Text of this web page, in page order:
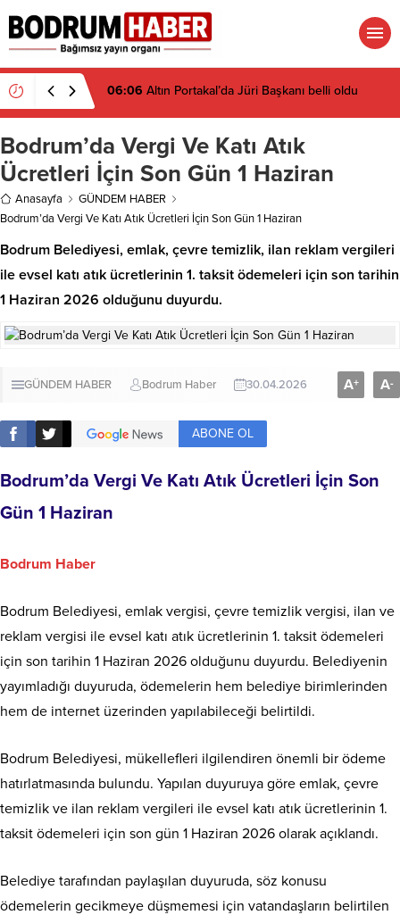
06:06 Altın Portakal’da Jüri Başkanı belli oldu
Bodrum’da Vergi Ve Katı Atık
Ücretleri İçin Son Gün 1 Haziran
Anasayfa
GÜNDEM HABER
Bodrum’da Vergi Ve Katı Atık Ücretleri İçin Son Gün 1 Haziran
Bodrum Belediyesi, emlak, çevre temizlik, ilan reklam vergileri
ile evsel katı atık ücretlerinin 1. taksit ödemeleri için son tarihin
1 Haziran 2026 olduğunu duyurdu.
GÜNDEM HABER Bodrum Haber 30.04.2026 A+ A-
ABONE OL
Bodrum’da Vergi Ve Katı Atık Ücretleri İçin Son
Gün 1 Haziran
Bodrum Haber
Bodrum Belediyesi, emlak vergisi, çevre temizlik vergisi, ilan ve
reklam vergisi ile evsel katı atık ücretlerinin 1. taksit ödemeleri
için son tarihin 1 Haziran 2026 olduğunu duyurdu. Belediyenin
yayımladığı duyuruda, ödemelerin hem belediye birimlerinden
hem de internet üzerinden yapılabileceği belirtildi.
Bodrum Belediyesi, mükellefleri ilgilendiren önemli bir ödeme
hatırlatmasında bulundu. Yapılan duyuruya göre emlak, çevre
temizlik ve ilan reklam vergileri ile evsel katı atık ücretlerinin 1.
taksit ödemeleri için son gün 1 Haziran 2026 olarak açıklandı.
Belediye tarafından paylaşılan duyuruda, söz konusu
ödemelerin gecikmeye düşmemesi için vatandaşların belirtilen